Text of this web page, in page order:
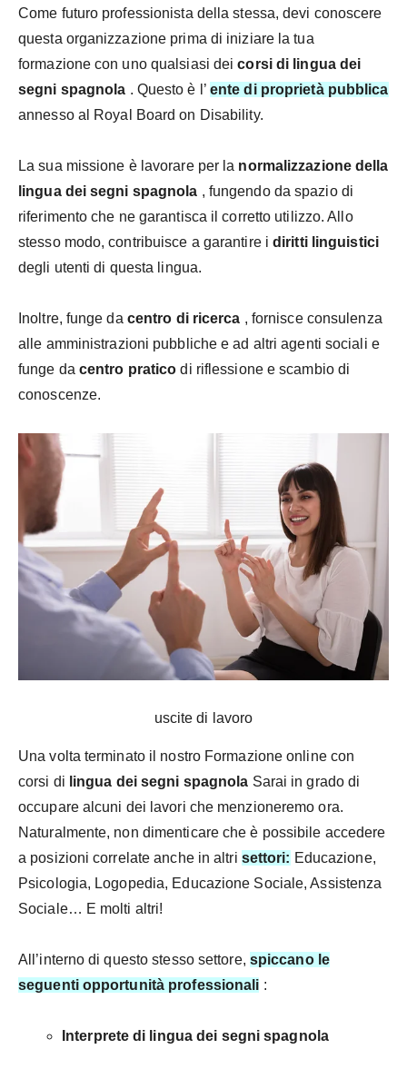
Come futuro professionista della stessa, devi conoscere
questa organizzazione prima di iniziare la tua
formazione con uno qualsiasi deicorsi di lingua dei
segni spagnola . Questo è l’ ente di proprietà pubblica
annesso al
Royal Board on Disability.
La sua missione è lavorare per la normalizzazione della
lingua dei segni spagnola , fungendo da spazio di
riferimento che ne garantisca il corretto utilizzo. Allo
stesso modo, contribuisce a garantire idiritti linguistici
degli utenti di questa lingua.
Inoltre, funge da centro di ricerca , fornisce consulenza
alle amministrazioni pubbliche e ad altri agenti sociali e
funge da centro pratico di riflessione e scambio di
conoscenze.
uscite di lavoro
Una volta terminato il nostro Formazione online con
corsi di lingua dei segni spagnola Sarai in grado di
occupare alcuni dei lavori che menzioneremo ora.
Naturalmente, non dimenticare che è possibile accedere
a posizioni correlate anche in altri settori: Educazione,
Psicologia, Logopedia, Educazione Sociale, Assistenza
Sociale… E molti altri!
All’interno di questo stesso settore, spiccano le
seguenti opportunità professionali :
Interprete di lingua dei segni spagnola